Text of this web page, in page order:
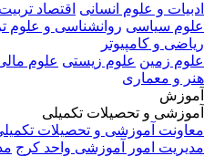
ادبیات و علوم انسانی اقتصاد
علوم سیاسی روانشناسی و علوم
ریاضی و کامپیوتر
علوم زمین علوم زیستی علوم
هنر و معماری
آموزش
آموزشی و تحصیلات تکمیلی
معاونت آموزشی و تحصیلات
مدیریت امور آموزشی واحد کرج